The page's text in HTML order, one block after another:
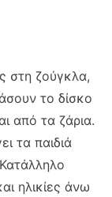
στη ζούγκλα,
το δίσκο
από τα ζάρια.
τα παιδιά
ηλικίες άνω